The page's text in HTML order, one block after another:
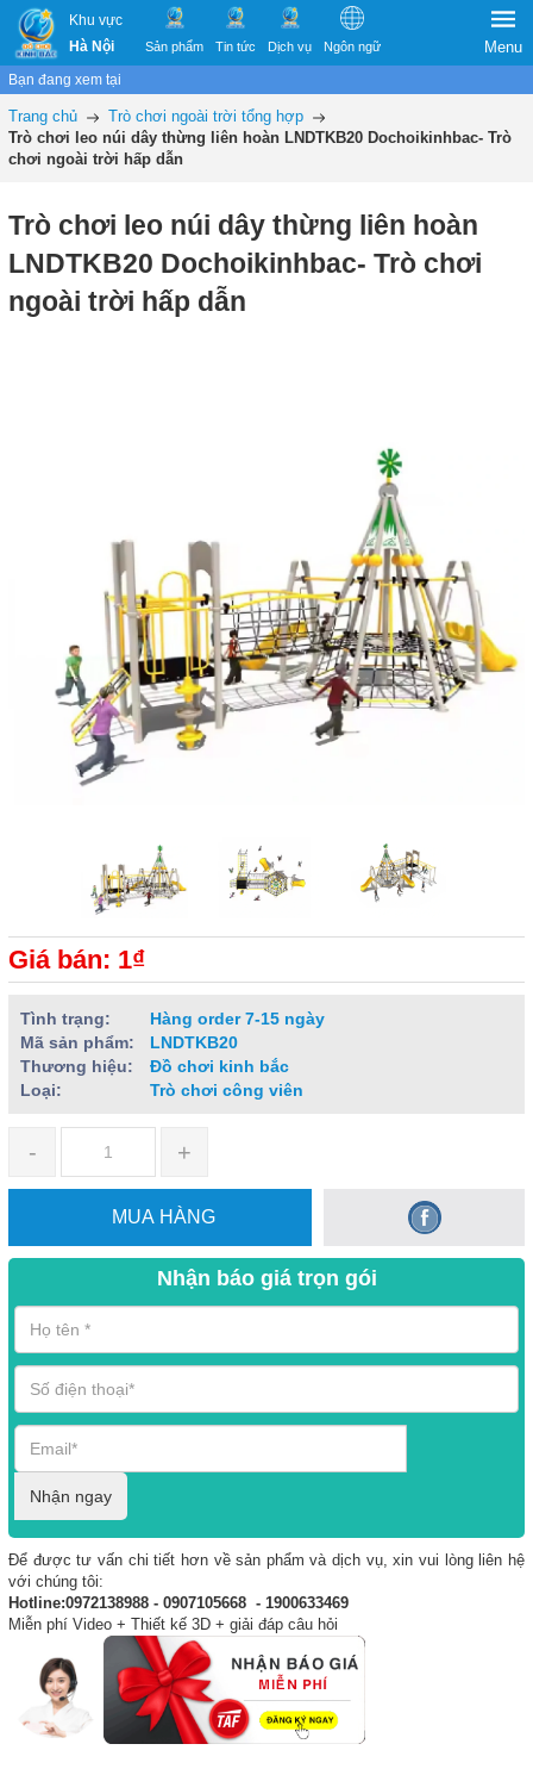
Khu vực
Hà Nội
Sản phẩm Tin tức Dịch vụ Ngôn ngữ Menu
Bạn đang xem tại
Trang chủ
Trò chơi ngoài trời tổng hợp
Trò chơi leo núi dây thừng liên hoàn LNDTKB20 Dochoikinhbac- Trò
chơi ngoài trời hấp dẫn
Trò chơi leo núi dây thừng liên hoàn
LNDTKB20 Dochoikinhbac- Trò chơi
ngoài trời hấp dẫn
Giá bán: 1₫
Tình trạng:
Hàng order 7-15 ngày
Mã sản phẩm:
LNDTKB20
Thương hiệu:
Đồ chơi kinh bắc
Loại:
Trò chơi công viên
- +
MUA HÀNG
Nhận báo giá trọn gói
Nhận ngay
Để được tư vấn chi tiết hơn về sản phẩm và dịch vụ, xin vui lòng liên hệ
với chúng tôi:
Hotline:0972138988 - 0907105668 - 1900633469
Miễn phí Video + Thiết kế 3D + giải đáp câu hỏi